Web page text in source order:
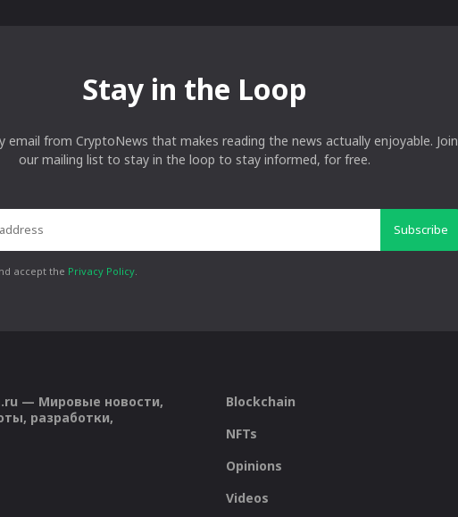
Stay in the Loop
email from CryptoNews that makes reading the news actually enjoyable. Join
our mailing list to stay in the loop to stay informed, for free.
Subscribe
accept the Privacy Policy.
— Мировые новости,
разработки,
Blockchain
NFTs
Opinions
Videos